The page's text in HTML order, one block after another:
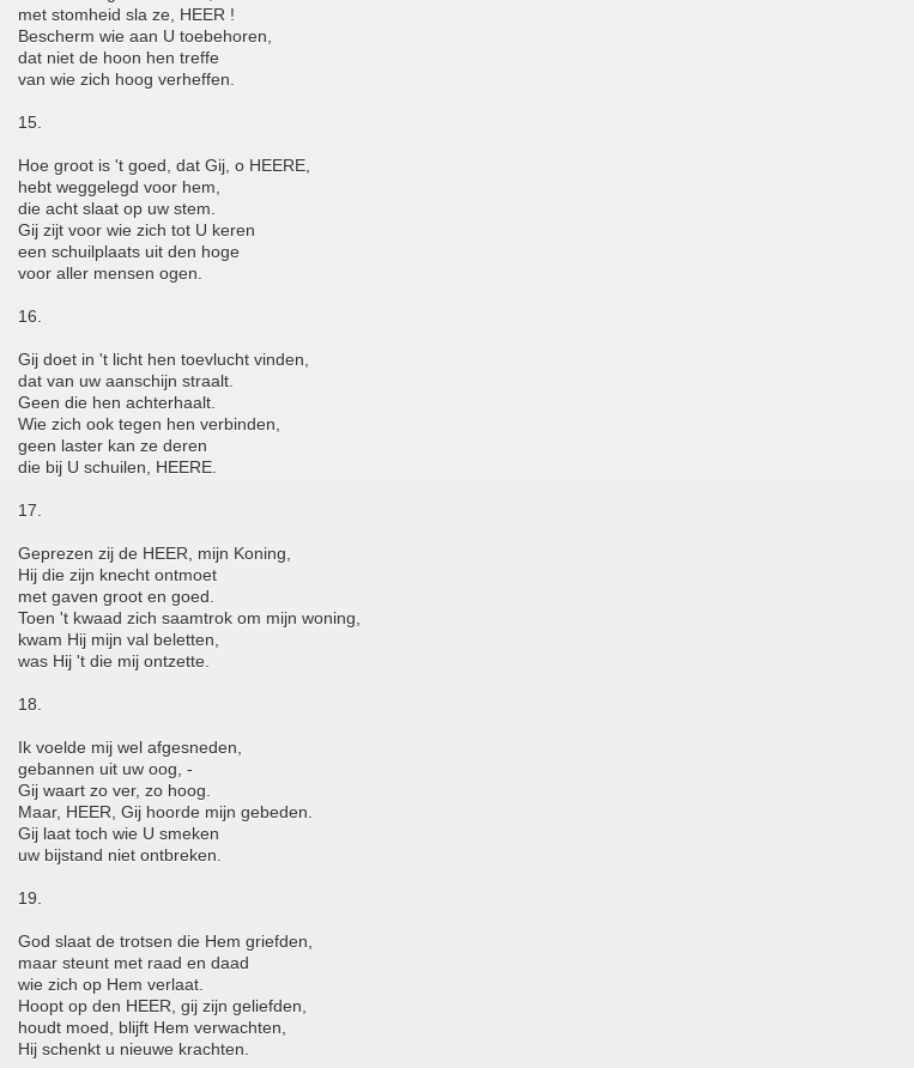
met stomheid sla ze, HEER !
Bescherm wie aan U toebehoren,
dat niet de hoon hen treffe
van wie zich hoog verheffen.
15.
Hoe groot is 't goed, dat Gij, o HEERE,
hebt weggelegd voor hem,
die acht slaat op uw stem.
Gij zijt voor wie zich tot U keren
een schuilplaats uit den hoge
voor aller mensen ogen.
16.
Gij doet in 't licht hen toevlucht vinden,
dat van uw aanschijn straalt.
Geen die hen achterhaalt.
Wie zich ook tegen hen verbinden,
geen laster kan ze deren
die bij U schuilen, HEERE.
17.
Geprezen zij de HEER, mijn Koning,
Hij die zijn knecht ontmoet
met gaven groot en goed.
Toen 't kwaad zich saamtrok om mijn woning,
kwam Hij mijn val beletten,
was Hij 't die mij ontzette.
18.
Ik voelde mij wel afgesneden,
gebannen uit uw oog, -
Gij waart zo ver, zo hoog.
Maar, HEER, Gij hoorde mijn gebeden.
Gij laat toch wie U smeken
uw bijstand niet ontbreken.
19.
God slaat de trotsen die Hem griefden,
maar steunt met raad en daad
wie zich op Hem verlaat.
Hoopt op den HEER, gij zijn geliefden,
houdt moed, blijft Hem verwachten,
Hij schenkt u nieuwe krachten.